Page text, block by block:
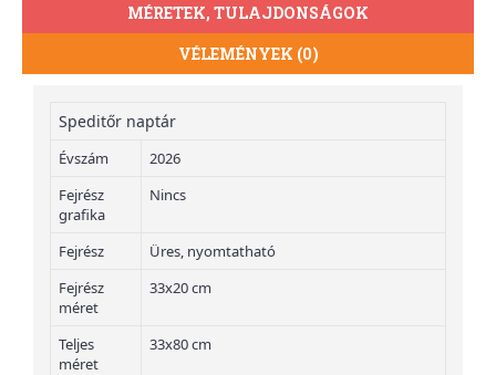
MÉRETEK, TULAJDONSÁGOK
VÉLEMÉNYEK (0)
Speditőr naptár
Évszám
2026
Fejrész
grafika
Nincs
Fejrész
Üres, nyomtatható
Fejrész
méret
33x20 cm
Teljes
méret
33x80 cm